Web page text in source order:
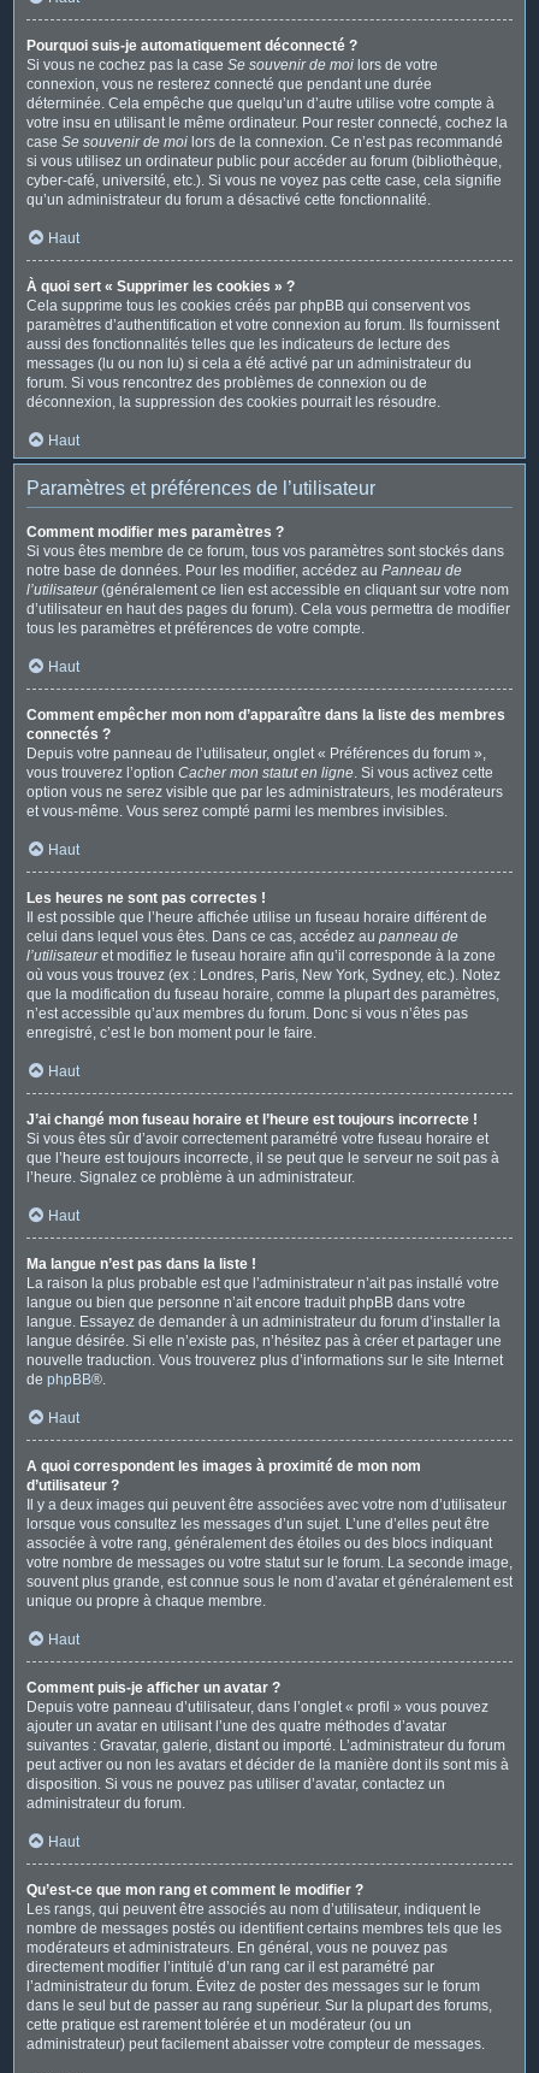
Pourquoi suis-je automatiquement déconnecté ?
Si vous ne cochez pas la case Se souvenir de moi lors de votre
connexion, vous ne resterez connecté que pendant une durée
déterminée. Cela empêche que quelqu’un d’autre utilise votre compte à
votre insu en utilisant le même ordinateur. Pour rester connecté, cochez la
case Se souvenir de moi lors de la connexion. Ce n’est pas recommandé
si vous utilisez un ordinateur public pour accéder au forum (bibliothèque,
cyber-café, université, etc.). Si vous ne voyez pas cette case, cela signifie
qu’un administrateur du forum a désactivé cette fonctionnalité.
Haut
À quoi sert « Supprimer les cookies » ?
Cela supprime tous les cookies créés par phpBB qui conservent vos
paramètres d’authentification et votre connexion au forum. Ils fournissent
aussi des fonctionnalités telles que les indicateurs de lecture des
messages (lu ou non lu) si cela a été activé par un administrateur du
forum. Si vous rencontrez des problèmes de connexion ou de
déconnexion, la suppression des cookies pourrait les résoudre.
Haut
Paramètres et préférences de l’utilisateur
Comment modifier mes paramètres ?
Si vous êtes membre de ce forum, tous vos paramètres sont stockés dans
notre base de données. Pour les modifier, accédez au Panneau de
l’utilisateur(généralement ce lien est accessible en cliquant sur votre nom
d’utilisateur en haut des pages du forum). Cela vous permettra de modifier
tous les paramètres et préférences de votre compte.
Haut
Comment empêcher mon nom d’apparaître dans la liste des membres
connectés ?
Depuis votre panneau de l’utilisateur, onglet « Préférences du forum »,
vous trouverez l’option Cacher mon statut en ligne. Si vous activez cette
option vous ne serez visible que par les administrateurs, les modérateurs
et vous-même. Vous serez compté parmi les membres invisibles.
Haut
Les heures ne sont pas correctes !
Il est possible que l’heure affichée utilise un fuseau horaire différent de
celui dans lequel vous êtes. Dans ce cas, accédez au panneau de
l’utilisateuret modifiez le fuseau horaire afin qu’il corresponde à la zone
où vous vous trouvez (ex : Londres, Paris, New York, Sydney, etc.). Notez
que la modification du fuseau horaire, comme la plupart des paramètres,
n’est accessible qu’aux membres du forum. Donc si vous n’êtes pas
enregistré, c’est le bon moment pour le faire.
Haut
J’ai changé mon fuseau horaire et l’heure est toujours incorrecte !
Si vous êtes sûr d’avoir correctement paramétré votre fuseau horaire et
que l’heure est toujours incorrecte, il se peut que le serveur ne soit pas à
l’heure. Signalez ce problème à un administrateur.
Haut
Ma langue n’est pas dans la liste !
La raison la plus probable est que l’administrateur n’ait pas installé votre
langue ou bien que personne n’ait encore traduit phpBB dans votre
langue. Essayez de demander à un administrateur du forum d’installer la
langue désirée. Si elle n’existe pas, n’hésitez pas à créer et partager une
nouvelle traduction. Vous trouverez plus d’informations sur le site Internet
de phpBB®.
Haut
A quoi correspondent les images à proximité de mon nom
d’utilisateur ?
Il y a deux images qui peuvent être associées avec votre nom d’utilisateur
lorsque vous consultez les messages d’un sujet. L’une d’elles peut être
associée à votre rang, généralement des étoiles ou des blocs indiquant
votre nombre de messages ou votre statut sur le forum. La seconde image,
souvent plus grande, est connue sous le nom d’avatar et généralement est
unique ou propre à chaque membre.
Haut
Comment puis-je afficher un avatar ?
Depuis votre panneau d’utilisateur, dans l’onglet « profil » vous pouvez
ajouter un avatar en utilisant l’une des quatre méthodes d’avatar
suivantes : Gravatar, galerie, distant ou importé. L’administrateur du forum
peut activer ou non les avatars et décider de la manière dont ils sont mis à
disposition. Si vous ne pouvez pas utiliser d’avatar, contactez un
administrateur du forum.
Haut
Qu’est-ce que mon rang et comment le modifier ?
Les rangs, qui peuvent être associés au nom d’utilisateur, indiquent le
nombre de messages postés ou identifient certains membres tels que les
modérateurs et administrateurs. En général, vous ne pouvez pas
directement modifier l’intitulé d’un rang car il est paramétré par
l’administrateur du forum. Évitez de poster des messages sur le forum
dans le seul but de passer au rang supérieur. Sur la plupart des forums,
cette pratique est rarement tolérée et un modérateur (ou un
administrateur) peut facilement abaisser votre compteur de messages.